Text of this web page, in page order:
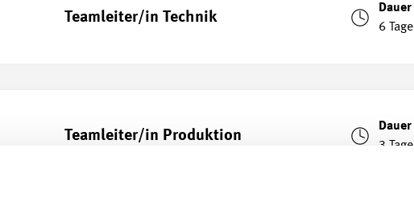
Teamleiter/in Technik
Dauer
6 Tage
Teamleiter/in Produktion
Dauer
3 Tage